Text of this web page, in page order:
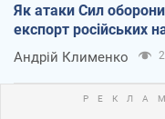
Як атаки Сил
експорт російських
Андрій Клименко